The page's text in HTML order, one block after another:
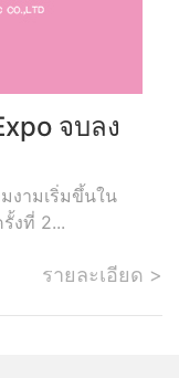
จบลง
งามเริ่มขึ้นใน
งที่ 2...
รายละเอียด >